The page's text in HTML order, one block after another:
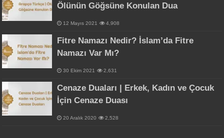
Ölünün Göğsüne Konulan Dua
12 Mayıs 2021 4,908
Fitre Namazı Nedir? İslam’da Fitre
Namazı Var Mı?
30 Ekim 2021 2,631
Cenaze Duaları | Erkek, Kadın ve Çocuk
İçin Cenaze Duası
20 Aralık 2020 2,528